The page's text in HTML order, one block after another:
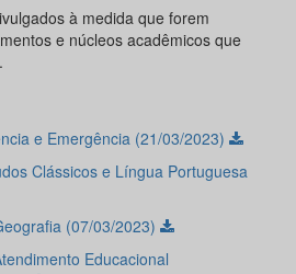
à medida que forem
e núcleos acadêmicos que
e Emergência (21/03/2023)
Clássicos e Língua Portuguesa
(07/03/2023)
Educacional